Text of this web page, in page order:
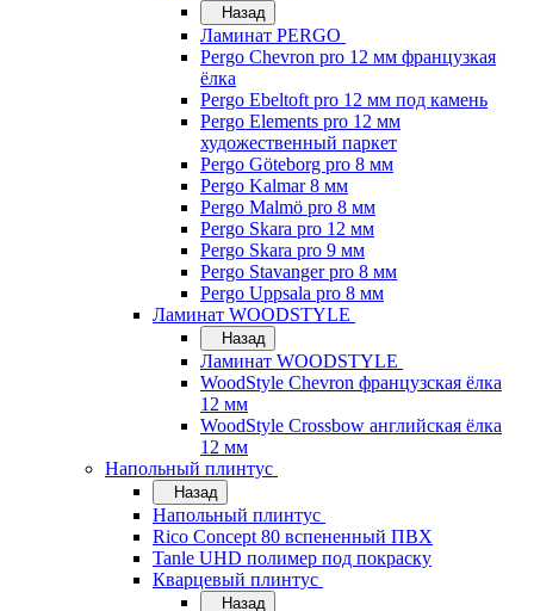
Назад
Ламинат PERGO
Pergo Chevron pro 12 мм французкая
ёлка
Pergo Ebeltoft pro 12 мм под камень
Pergo Elements pro 12 мм
художественный паркет
Pergo Göteborg pro 8 мм
Pergo Kalmar 8 мм
Pergo Malmö pro 8 мм
Pergo Skara pro 12 мм
Pergo Skara pro 9 мм
Pergo Stavanger pro 8 мм
Pergo Uppsala pro 8 мм
Ламинат WOODSTYLE
Назад
Ламинат WOODSTYLE
WoodStyle Chevron французская ёлка
12 мм
WoodStyle Crossbow английская ёлка
12 мм
Напольный плинтус
Назад
Напольный плинтус
Rico Concept 80 вспененный ПВХ
Tanle UHD полимер под покраску
Кварцевый плинтус
Назад